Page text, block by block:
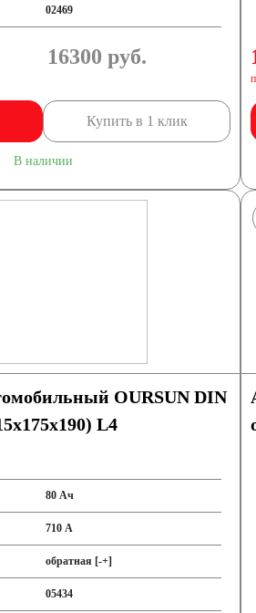
02469
16300 руб.
Купить в 1 клик
В наличии
OURSUN DIN
L4
80 Ач
710 А
обратная [-+]
05434